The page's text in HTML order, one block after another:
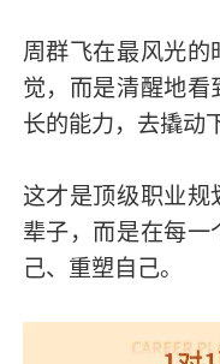
周群飞在最风光
觉，而是清醒地
长的能力，去撬动
这才是顶级职业
辈子，而是在每一
己、重塑自己。